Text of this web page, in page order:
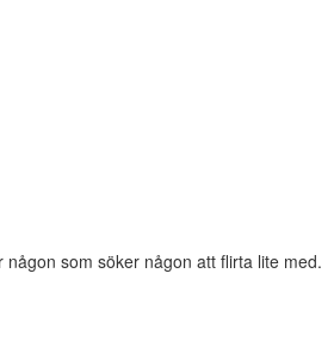
som söker någon att flirta lite med.